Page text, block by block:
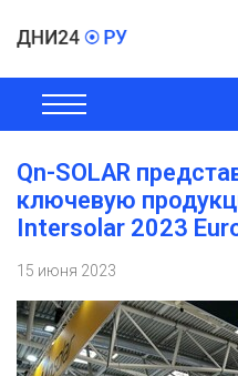
ОБЩЕСТВО
Qn-SOLAR
ключевую
Intersolar 2023
15 июня 2023